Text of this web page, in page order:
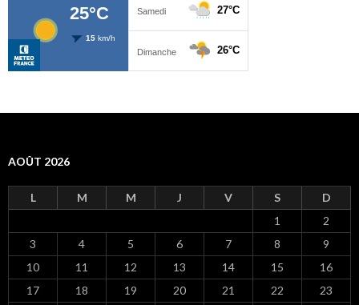
AOÛT 2026
L M M J V S D
1
2
3
4 5 6 7 8
9
10
11 12 13 14 15
16
17
18 19 20 21 22
23